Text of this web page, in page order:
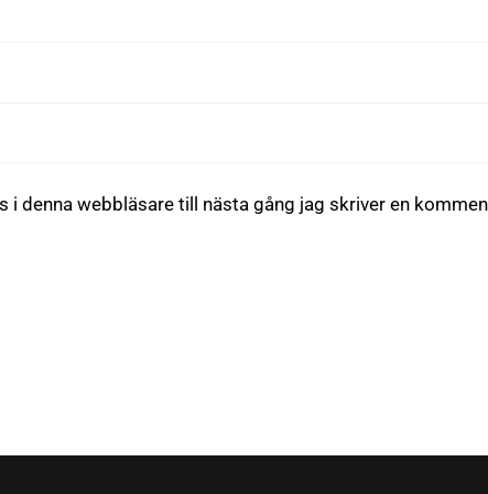
denna webbläsare till nästa gång jag skriver en